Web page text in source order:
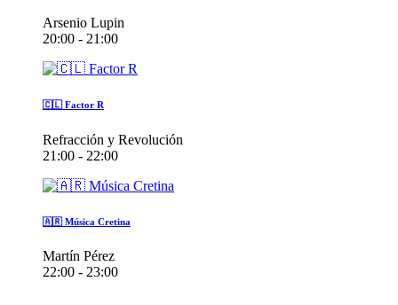
Arsenio Lupin
20:00 - 21:00
🇨🇱 Factor R
Refracción y Revolución
21:00 - 22:00
🇦🇷 Música Cretina
Martín Pérez
22:00 - 23:00